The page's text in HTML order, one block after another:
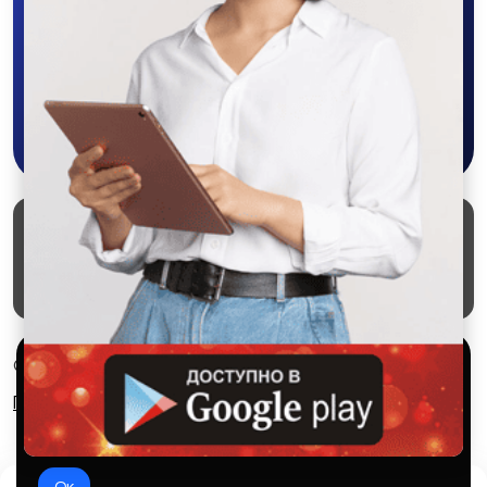
объявления - все это в нашем мобильном
приложении SALEX!
Скачать в Google Play
Маркеты Блог
О проекте
Служба поддержки
Удаление аккаунта
Партнерка
© 2026 SALEX МАРКЕТ
Правила сервиса
Конфиденциальность
Используем куки и рекомендательные
технологии
Это чтобы сайт работал лучше. Оставаясь с нами, вы
соглашаетесь на использование файлов куки.